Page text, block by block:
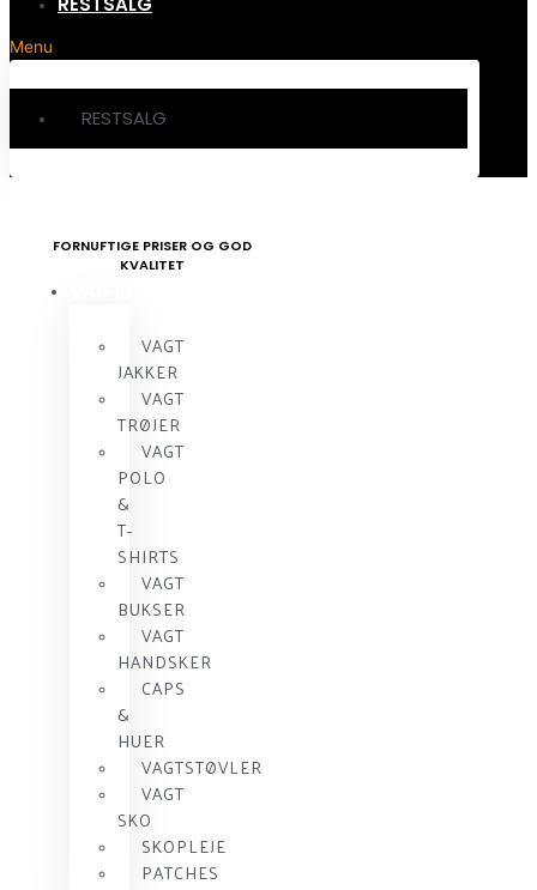
Menu
RESTSALG
FORNUFTIGE PRISER OG GOD
KVALITET
VAGT
JAKKER
VAGT
TRØJER
VAGT
POLO
&
T-
SHIRTS
VAGT
BUKSER
VAGT
HANDSKER
CAPS
&
HUER
VAGTSTØVLER
VAGT
SKO
SKOPLEJE
PATCHES